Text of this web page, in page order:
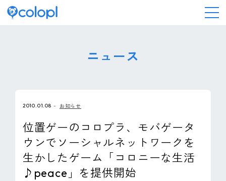
IR情報
採用情報
ニュース
2010.01.08 お知らせ
位置ゲーのコロプラ、モバゲータ
ウンでソーシャルネットワークを
生かしたゲーム「コロニーな生活
♪peace」を提供開始